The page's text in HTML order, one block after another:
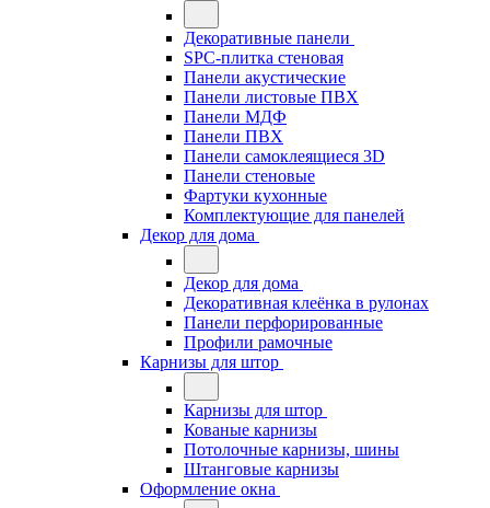
Декоративные панели
SPC-плитка стеновая
Панели акустические
Панели листовые ПВХ
Панели МДФ
Панели ПВХ
Панели самоклеящиеся 3D
Панели стеновые
Фартуки кухонные
Комплектующие для панелей
Декор для дома
Декор для дома
Декоративная клеёнка в рулонах
Панели перфорированные
Профили рамочные
Карнизы для штор
Карнизы для штор
Кованые карнизы
Потолочные карнизы, шины
Штанговые карнизы
Оформление окна